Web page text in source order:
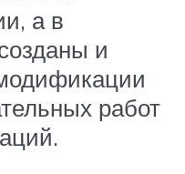
а в
и
работ